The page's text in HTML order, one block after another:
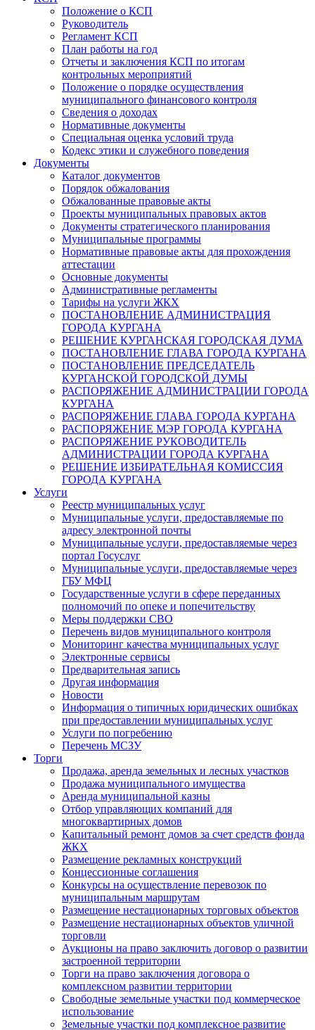
Положение о КСП
Руководитель
Регламент КСП
План работы на год
Отчеты и заключения КСП по итогам
контрольных мероприятий
Положение о порядке осуществления
муниципального финансового контроля
Сведения о доходах
Нормативные документы
Специальная оценка условий труда
Кодекс этики и служебного поведения
Документы
Каталог документов
Порядок обжалования
Обжалованные правовые акты
Проекты муниципальных правовых актов
Документы стратегического планирования
Муниципальные программы
Нормативные правовые акты для прохождения
аттестации
Основные документы
Административные регламенты
Тарифы на услуги ЖКХ
ПОСТАНОВЛЕНИЕ АДМИНИСТРАЦИЯ
ГОРОДА КУРГАНА
РЕШЕНИЕ КУРГАНСКАЯ ГОРОДСКАЯ ДУМА
ПОСТАНОВЛЕНИЕ ГЛАВА ГОРОДА КУРГАНА
ПОСТАНОВЛЕНИЕ ПРЕДСЕДАТЕЛЬ
КУРГАНСКОЙ ГОРОДСКОЙ ДУМЫ
РАСПОРЯЖЕНИЕ АДМИНИСТРАЦИИ ГОРОДА
КУРГАНА
РАСПОРЯЖЕНИЕ ГЛАВА ГОРОДА КУРГАНА
РАСПОРЯЖЕНИЕ МЭР ГОРОДА КУРГАНА
РАСПОРЯЖЕНИЕ РУКОВОДИТЕЛЬ
АДМИНИСТРАЦИИ ГОРОДА КУРГАНА
РЕШЕНИЕ ИЗБИРАТЕЛЬНАЯ КОМИССИЯ
ГОРОДА КУРГАНА
Услуги
Реестр муниципальных услуг
Муниципальные услуги, предоставляемые по
адресу электронной почты
Муниципальные услуги, предоставляемые через
портал Госуслуг
Муниципальные услуги, предоставляемые через
ГБУ МФЦ
Государственные услуги в сфере переданных
полномочий по опеке и попечительству
Меры поддержки СВО
Перечень видов муниципального контроля
Мониторинг качества муниципальных услуг
Электронные сервисы
Предварительная запись
Другая информация
Новости
Информация о типичных юридических ошибках
при предоставлении муниципальных услуг
Услуги по погребению
Перечень МСЗУ
Торги
Продажа, аренда земельных и лесных участков
Продажа муниципального имущества
Аренда муниципальной казны
Отбор управляющих компаний для
многоквартирных домов
Капитальный ремонт домов за счет средств фонда
ЖКХ
Размещение рекламных конструкций
Концессионные соглашения
Конкурсы на осуществление перевозок по
муниципальным маршрутам
Размещение нестационарных торговых объектов
Размещение нестационарных объектов уличной
торговли
Аукционы на право заключить договор о развитии
застроенной территории
Торги на право заключения договора о
комплексном развитии территории
Свободные земельные участки под коммерческое
использование
Земельные участки под комплексное развитие